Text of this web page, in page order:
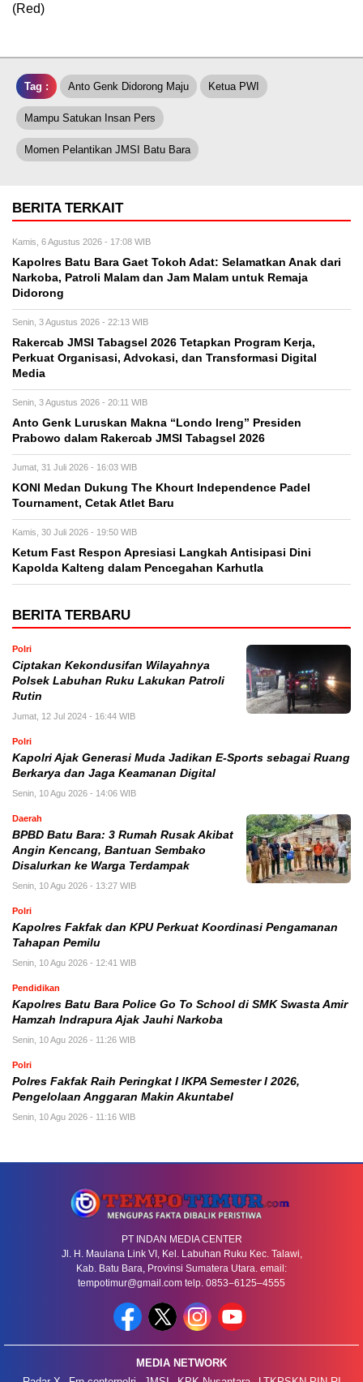
(Red)
Tag : Anto Genk Didorong Maju Ketua PWI
Mampu Satukan Insan Pers
Momen Pelantikan JMSI Batu Bara
BERITA TERKAIT
Kamis, 6 Agustus 2026 - 17:08 WIB
Kapolres Batu Bara Gaet Tokoh Adat: Selamatkan Anak dari
Narkoba, Patroli Malam dan Jam Malam untuk Remaja
Didorong
Senin, 3 Agustus 2026 - 22:13 WIB
Rakercab JMSI Tabagsel 2026 Tetapkan Program Kerja,
Perkuat Organisasi, Advokasi, dan Transformasi Digital
Media
Senin, 3 Agustus 2026 - 20:11 WIB
Anto Genk Luruskan Makna “Londo Ireng” Presiden
Prabowo dalam Rakercab JMSI Tabagsel 2026
Jumat, 31 Juli 2026 - 16:03 WIB
KONI Medan Dukung The Khourt Independence Padel
Tournament, Cetak Atlet Baru
Kamis, 30 Juli 2026 - 19:50 WIB
Ketum Fast Respon Apresiasi Langkah Antisipasi Dini
Kapolda Kalteng dalam Pencegahan Karhutla
BERITA TERBARU
Polri
Ciptakan Kekondusifan Wilayahnya
Polsek Labuhan Ruku Lakukan Patroli
Rutin
Jumat, 12 Jul 2024 - 16:44 WIB
Polri
Kapolri Ajak Generasi Muda Jadikan E-Sports sebagai Ruang
Berkarya dan Jaga Keamanan Digital
Senin, 10 Agu 2026 - 14:06 WIB
Daerah
BPBD Batu Bara: 3 Rumah Rusak Akibat
Angin Kencang, Bantuan Sembako
Disalurkan ke Warga Terdampak
Senin, 10 Agu 2026 - 13:27 WIB
Polri
Kapolres Fakfak dan KPU Perkuat Koordinasi Pengamanan
Tahapan Pemilu
Senin, 10 Agu 2026 - 12:41 WIB
Pendidikan
Kapolres Batu Bara Police Go To School di SMK Swasta Amir
Hamzah Indrapura Ajak Jauhi Narkoba
Senin, 10 Agu 2026 - 11:26 WIB
Polri
Polres Fakfak Raih Peringkat I IKPA Semester I 2026,
Pengelolaan Anggaran Makin Akuntabel
Senin, 10 Agu 2026 - 11:16 WIB
PT INDAN MEDIA CENTER
Jl. H. Maulana Link VI, Kel. Labuhan Ruku Kec. Talawi,
Kab. Batu Bara, Provinsi Sumatera Utara. email:
tempotimur@gmail.com telp. 0853–6125–4555
MEDIA NETWORK